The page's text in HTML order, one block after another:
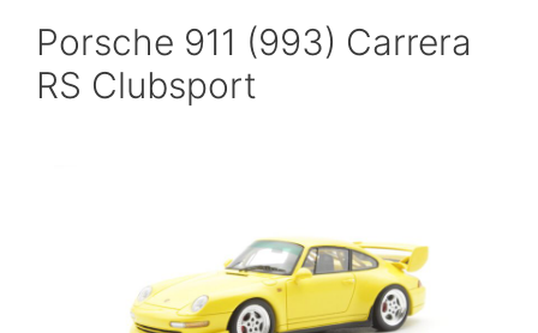
Porsche 911 (993) Carrera
RS Clubsport